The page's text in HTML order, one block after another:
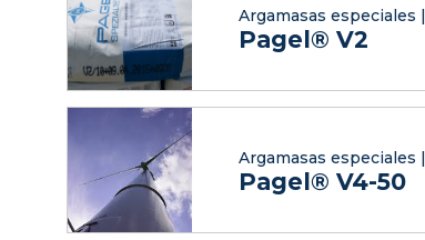
Argamasas especiales |
Pagel® V2
Argamasas especiales |
Pagel® V4-50